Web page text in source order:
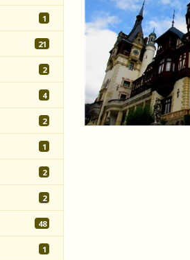
1
21
2
4
2
1
2
2
48
1